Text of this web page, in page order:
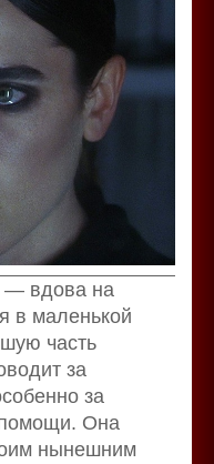
вдова на
в маленькой
часть
за
за
Она
нынешним